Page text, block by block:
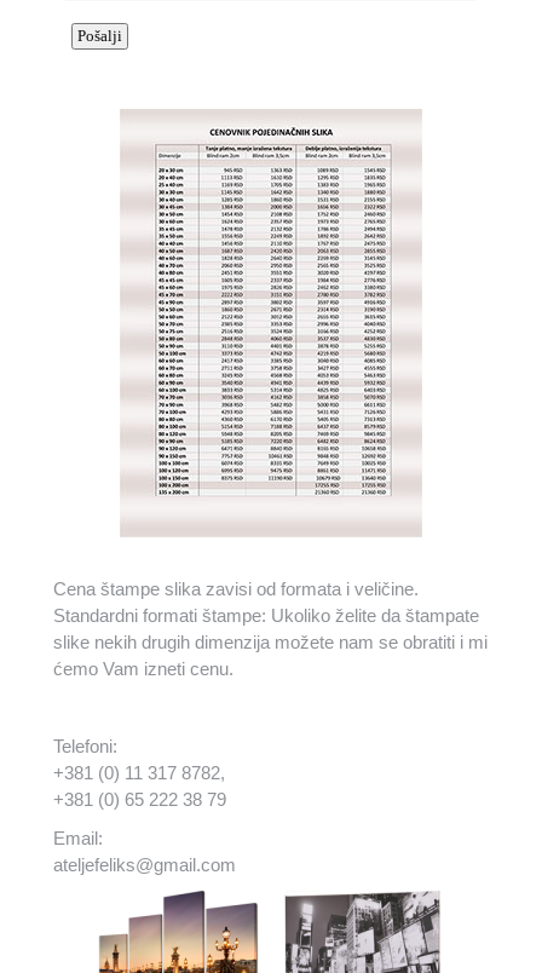
Cena štampe slika zavisi od formata i veličine.
Standardni formati štampe: Ukoliko želite da štampate
slike nekih drugih dimenzija možete nam se obratiti i mi
ćemo Vam izneti cenu.
Telefoni:
+381 (0) 11 317 8782,
+381 (0) 65 222 38 79
Email:
ateljefeliks@gmail.com